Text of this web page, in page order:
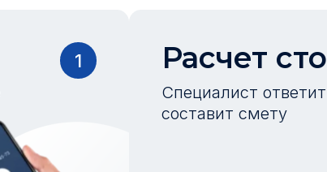
1 Расчет
Специалист
составит смету